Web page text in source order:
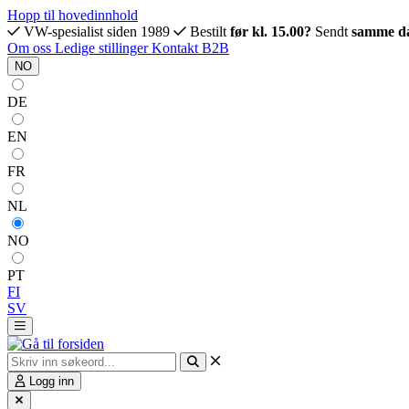
Hopp til hovedinnhold
VW-spesialist siden 1989
Bestilt før kl. 15.00? Sendt samme
Om oss Ledige stillingerKontakt B2B
NO
DE
EN
FR
NL
NO
PT
FI
SV
Logg inn